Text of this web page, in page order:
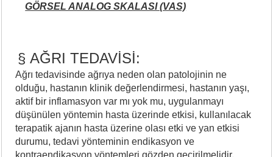
GÖRSEL ANALOG SKALASI (VAS)
§ AĞRI TEDAVİSİ:
Ağrı tedavisinde ağrıya neden olan patolojinin ne
olduğu, hastanın klinik değerlendirmesi, hastanın yaşı,
aktif bir inflamasyon var mı yok mu, uygulanmayı
düşünülen yöntemin hasta üzerinde etkisi, kullanılacak
terapatik ajanın hasta üzerine olası etki ve yan etkisi
durumu, tedavi yönteminin endikasyon ve
kontraendikasyon yöntemleri gözden geçirilmelidir.